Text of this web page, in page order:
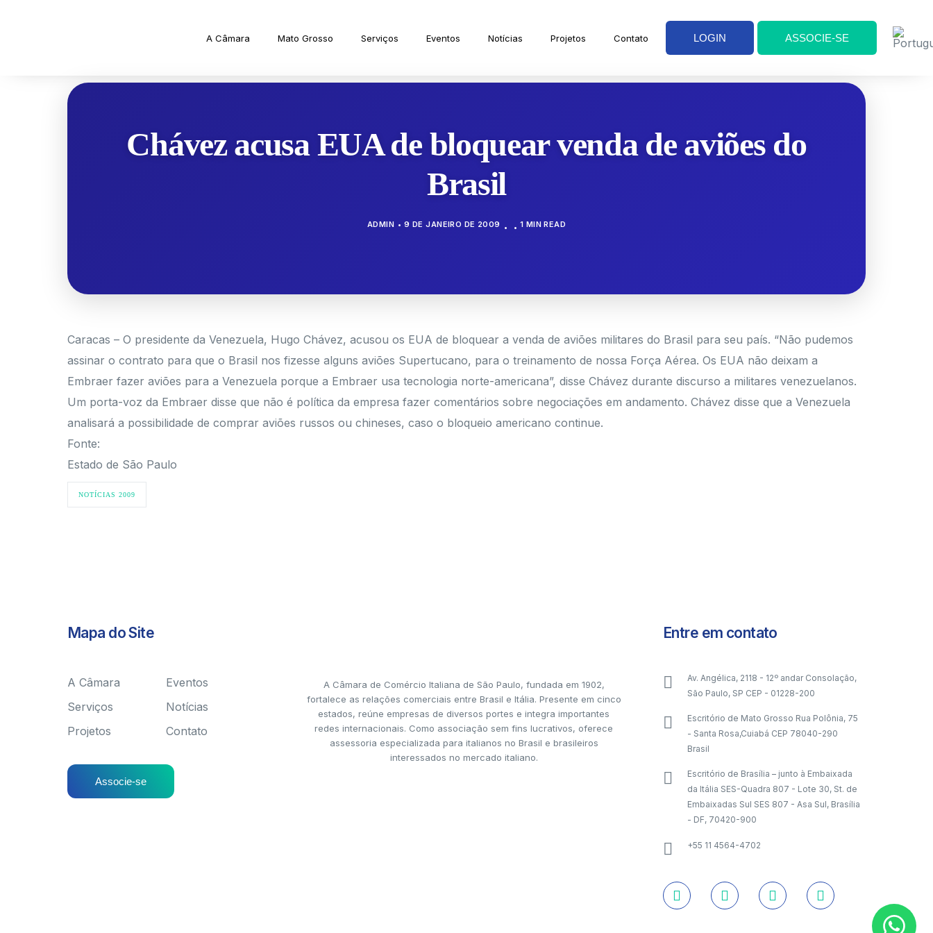
A Câmara Mato Grosso Serviços Eventos Notícias Projetos Contato LOGIN ASSOCIE-SE
Chávez acusa EUA de bloquear venda de aviões do
Brasil
ADMIN 9 DE JANEIRO DE 2009 1 MIN READ
Caracas – O presidente da Venezuela, Hugo Chávez, acusou os EUA de bloquear a venda de aviões militares do Brasil para seu país. “Não pudemos
assinar o contrato para que o Brasil nos fizesse alguns aviões Supertucano, para o treinamento de nossa Força Aérea. Os EUA não deixam a
Embraer fazer aviões para a Venezuela porque a Embraer usa tecnologia norte-americana”, disse Chávez durante discurso a militares venezuelanos.
Um porta-voz da Embraer disse que não é política da empresa fazer comentários sobre negociações em andamento. Chávez disse que a Venezuela
analisará a possibilidade de comprar aviões russos ou chineses, caso o bloqueio americano continue.
Fonte:
Estado de São Paulo
NOTÍCIAS 2009
Mapa do Site
A Câmara
Serviços
Projetos
Eventos
Notícias
Contato
Associe-se
A Câmara de Comércio Italiana de São Paulo, fundada em 1902,
fortalece as relações comerciais entre Brasil e Itália. Presente em cinco
estados, reúne empresas de diversos portes e integra importantes
redes internacionais. Como associação sem fins lucrativos, oferece
assessoria especializada para italianos no Brasil e brasileiros
interessados no mercado italiano.
Entre em contato
Av. Angélica, 2118 - 12º andar Consolação,
São Paulo, SP CEP - 01228-200
Escritório de Mato Grosso Rua Polônia, 75
- Santa Rosa,Cuiabá CEP 78040-290
Brasil
Escritório de Brasília – junto à Embaixada
da Itália SES-Quadra 807 - Lote 30, St. de
Embaixadas Sul SES 807 - Asa Sul, Brasília
- DF, 70420-900
+55 11 4564-4702